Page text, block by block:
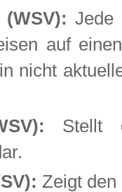
Jede
auf
nicht
Stellt
Zeigt den